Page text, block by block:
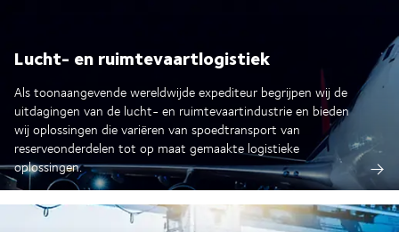
Lucht- en ruimtevaartlogistiek
Als toonaangevende wereldwijde expediteur begrijpen wij de
uitdagingen van de lucht- en ruimtevaartindustrie en bieden
wij oplossingen die variëren van spoedtransport van
reserveonderdelen tot op maat gemaakte logistieke
oplossingen.